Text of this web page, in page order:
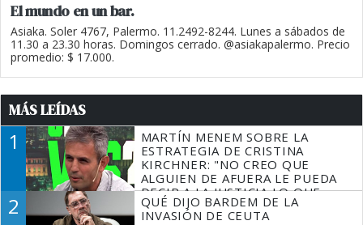
El mundo en un bar.
Asiaka. Soler 4767, Palermo. 11.2492-8244. Lunes a sábados de
11.30 a 23.30 horas. Domingos cerrado. @asiakapalermo. Precio
promedio: $ 17.000.
MÁS LEÍDAS
1
MARTÍN MENEM SOBRE LA
ESTRATEGIA DE CRISTINA
KIRCHNER: "NO CREO QUE
ALGUIEN DE AFUERA LE PUEDA
DECIR A LA JUSTICIA LO QUE
TIENE QUE HACER"
2
QUÉ DIJO BARDEM DE LA
INVASIÓN DE CEUTA